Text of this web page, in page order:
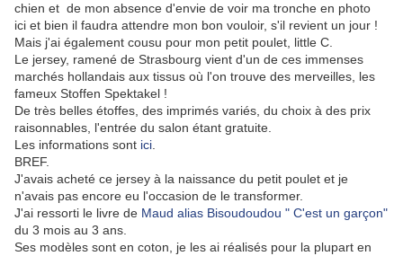
chien et de mon absence d'envie de voir ma tronche en photo
ici et bien il faudra attendre mon bon vouloir, s'il revient un jour !
Mais j'ai également cousu pour mon petit poulet, little C.
Le jersey, ramené de Strasbourg vient d'un de ces immenses
marchés hollandais aux tissus où l'on trouve des merveilles, les
fameux Stoffen Spektakel !
De très belles étoffes, des imprimés variés, du choix à des prix
raisonnables, l'entrée du salon étant gratuite.
Les informations sont ici
BREF.
J'avais acheté ce jersey à la naissance du petit poulet et je
n'avais pas encore eu l'occasion de le transformer.
J'ai ressorti le livre de Maud alias Bisoudoudou " C'est un garçon"
du 3 mois au 3 ans.
Ses modèles sont en coton, je les ai réalisés pour la plupart en